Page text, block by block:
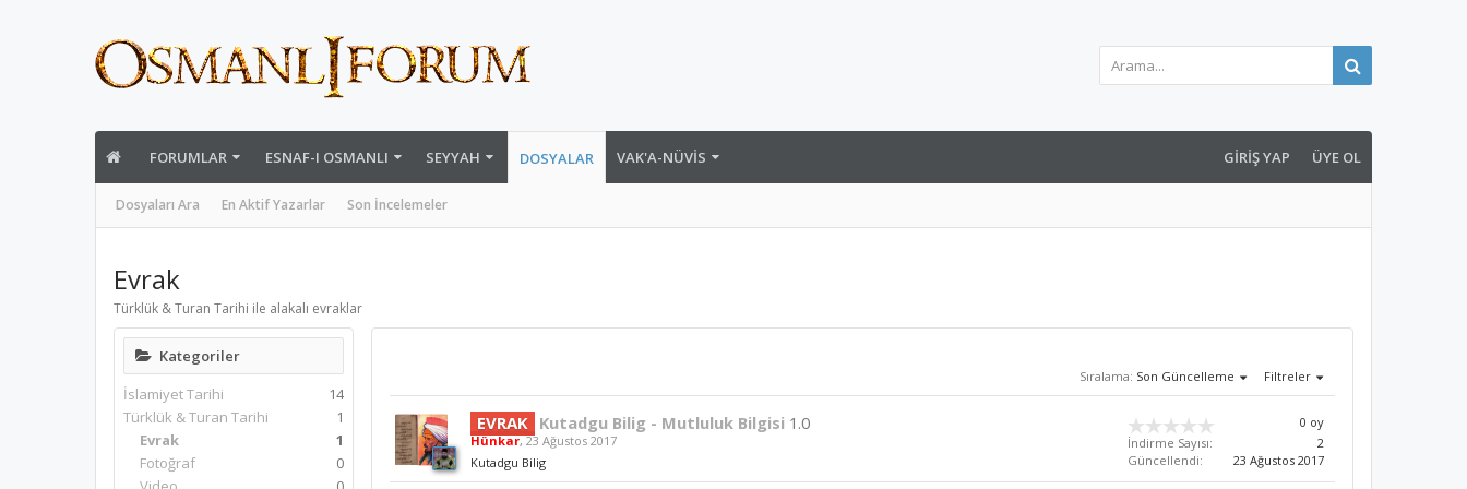
FORUMLAR ESNAF-I OSMANLI SEYYAH DOSYALAR
Dosyaları Ara En Aktif Yazarlar Son İncelemeler
VAK'A-NÜVIS GIRIŞ YAP ÜYE OL
Evrak
Türklük & Turan Tarihi ile alakalı evraklar
Kategoriler
İslamiyet Tarihi
14
Türklük & Turan Tarihi
1
Evrak
1
Fotoğraf
0
Sıralama: Son Güncelleme Filtreler
EVRAK Kutadgu Bilig - Mutluluk Bilgisi 1.0
Hünkar,23 Ağustos 2017
Kutadgu Bilig
0 oy
İndirme Sayısı:
2
Güncellendi:
23 Ağustos 2017